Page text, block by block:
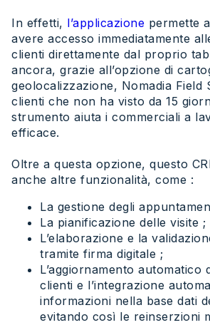
In effetti, l’applicazione permette
avere accesso immediatamente
clienti direttamente dal proprio
ancora, grazie all’opzione di
geolocalizzazione, Nomadia Field
clienti che non ha visto da 15
strumento aiuta i commerciali a
efficace.
Oltre a questa opzione, questo
anche altre funzionalità, come :
La gestione degli
La pianificazione delle visite ;
L’elaborazione e la
tramite firma digitale ;
L’aggiornamento automatico
clienti e l’integrazione
informazioni nella base dati
evitando così le reinserzioni